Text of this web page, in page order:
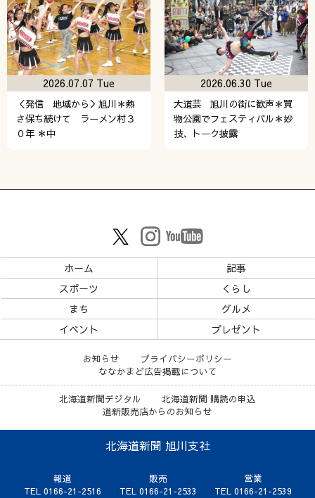
＜発信 地域から＞旭川＊熱
さ保ち続けて ラーメン村３
０年 ＊中
2026.07.07 Tue
大道芸 旭川の街に歓声＊買
物公園でフェスティバル＊妙
技、トーク披露
2026.06.30 Tue
ホーム
記事
スポーツ
くらし
まち
グルメ
イベント
プレゼント
お知らせ
プライバシーポリシー
ななかまど広告掲載について
北海道新聞デジタル
北海道新聞 購読の申込
道新販売店からのお知らせ
北海道新聞 旭川支社
報道
TEL 0166-21-2516
販売
TEL 0166-21-2533
営業
TEL 0166-21-2539